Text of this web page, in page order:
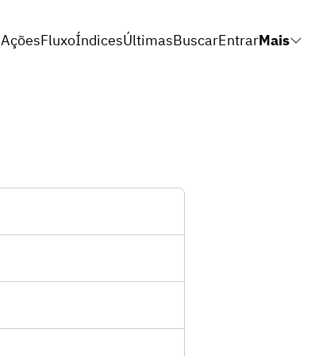
AçõesFluxoÍndicesÚltimasBuscarEntrarMais